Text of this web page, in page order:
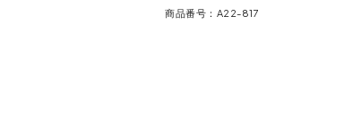
商品番号 A22-817